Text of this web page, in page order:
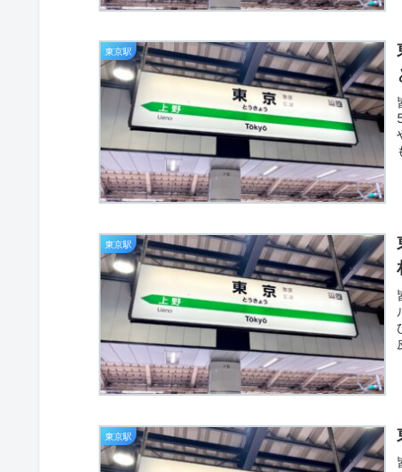
東京駅
東京駅
東京駅